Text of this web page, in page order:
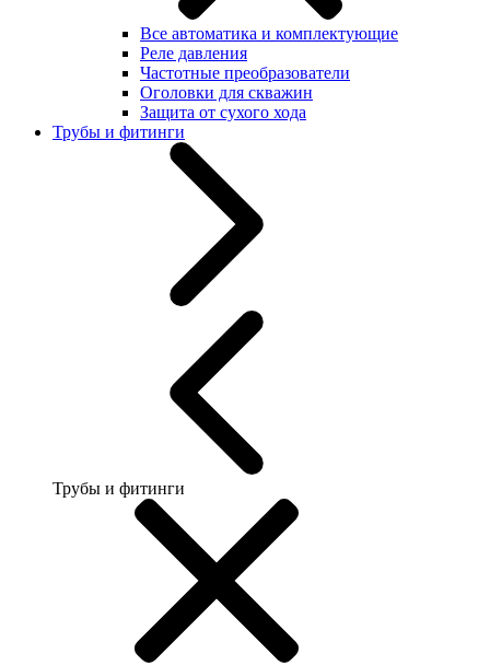
Все автоматика и комплектующие
Реле давления
Частотные преобразователи
Оголовки для скважин
Защита от сухого хода
Трубы и фитинги
Трубы и фитинги